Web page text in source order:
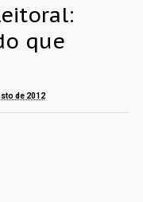
que
de 2012